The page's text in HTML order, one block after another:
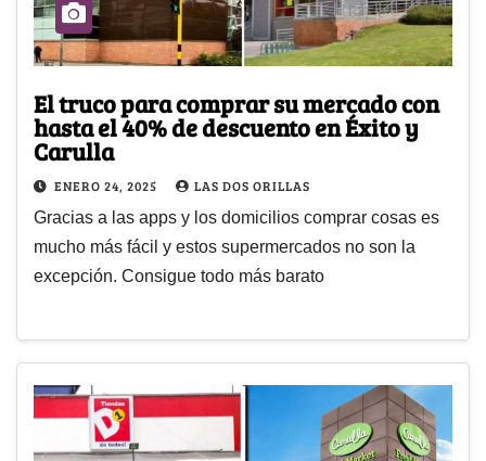
El truco para comprar su mercado con
hasta el 40% de descuento en Éxito y
Carulla
ENERO 24, 2025 LAS DOS ORILLAS
Gracias a las apps y los domicilios comprar cosas es
mucho más fácil y estos supermercados no son la
excepción. Consigue todo más barato